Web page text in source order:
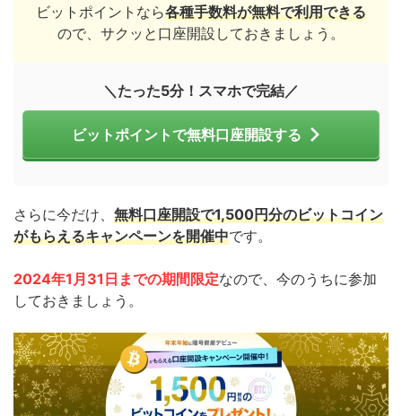
ビットポイントなら各種手数料が無料で利用できる
ので、サクッと口座開設しておきましょう。
＼たった5分！スマホで完結／
ビットポイントで無料口座開設する
さらに今だけ、 無料口座開設で1,500円分のビットコイン
がもらえるキャンペーンを開催中です。
2024年1月31日 までの期間限定なので、今のうちに参加
しておきましょう。